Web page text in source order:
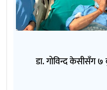
डा. गोविन्द केसीसँग